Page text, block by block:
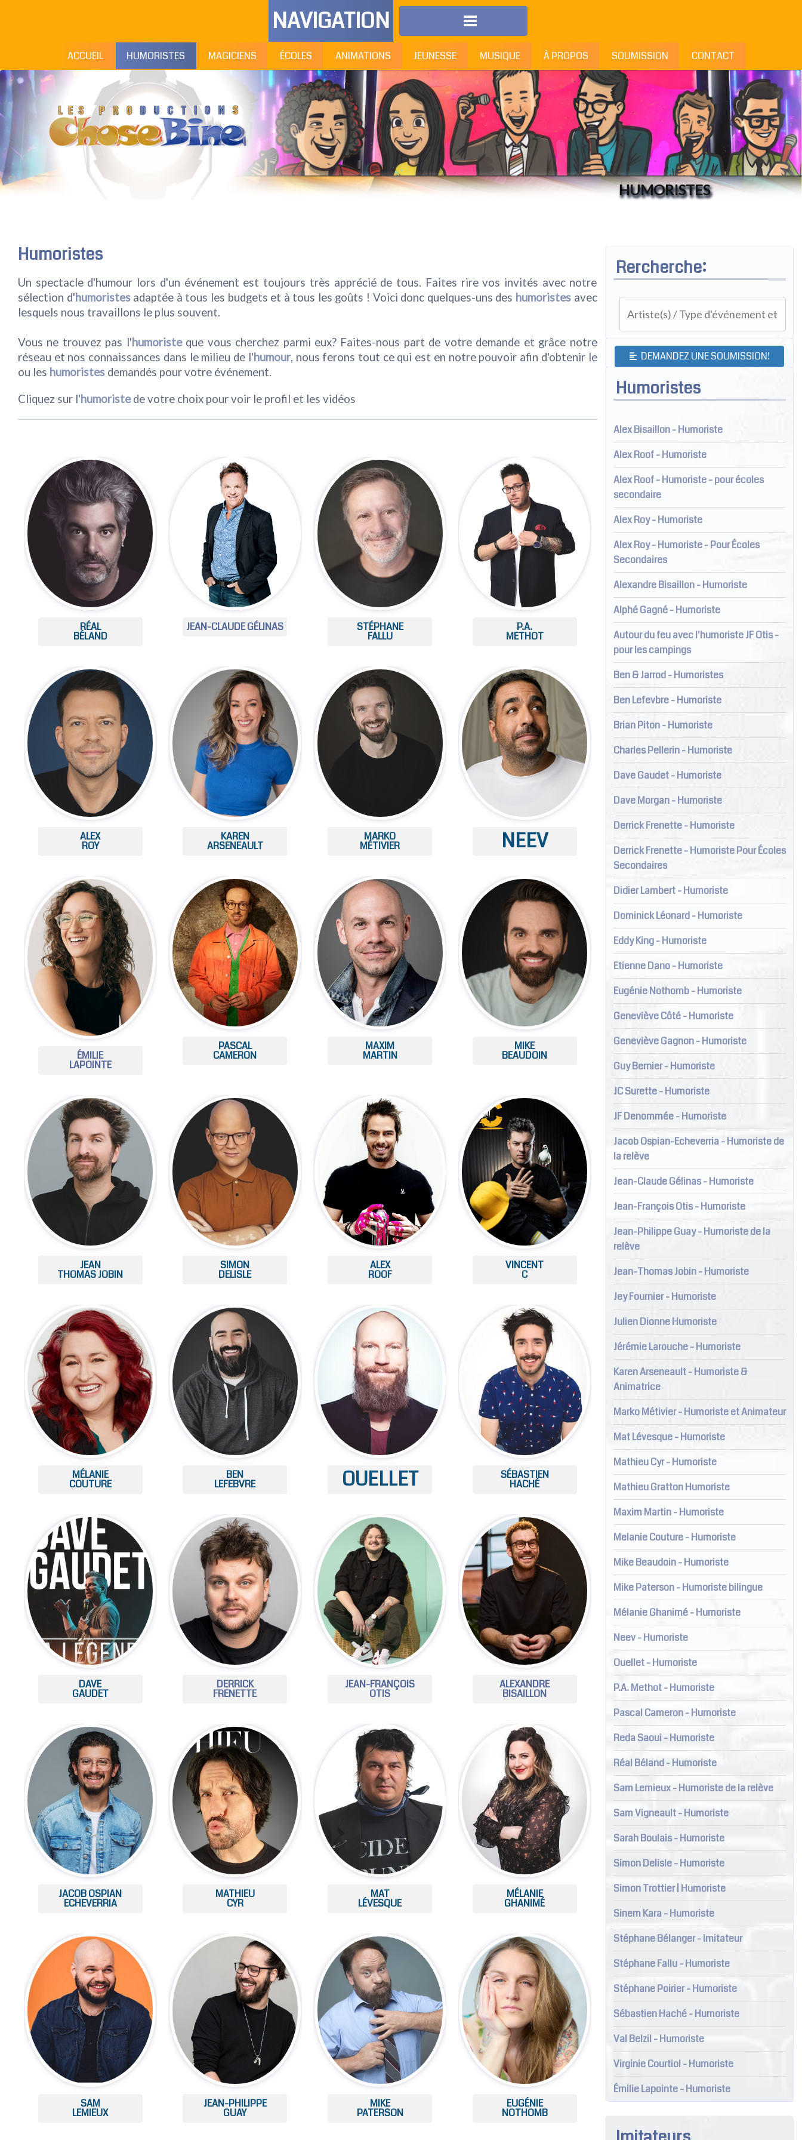
NAVIGATION
ACCUEIL HUMORISTES MAGICIENS ÉCOLES ANIMATIONS JEUNESSE MUSIQUE À PROPOS SOUMISSION CONTACT
HUMORISTES
Humoristes
Un spectacle d'humour lors d'un événement est toujours très apprécié de tous. Faites rire vos invités avec notre
sélection d'humoristesadaptée à tous les budgets et à tous les goûts ! Voici donc quelques-uns des humoristesavec
lesquels nous travaillons le plus souvent.
Vous ne trouvez pas l'humoristeque vous cherchez parmi eux? Faites-nous part de votre demande et grâce notre
réseau et nos connaissances dans le milieu de l'humour, nous ferons tout ce qui est en notre pouvoir afin d'obtenir le
ou les humoristes demandés pour votre événement.
Cliquez sur l'humoristede votre choix pour voir le profil et les vidéos
RÉAL
BÉLAND
JEAN-CLAUDE GÉLINAS STÉPHANE
FALLU
P.A.
METHOT
ALEX
ROY
KAREN
ARSENEAULT
MARKO
MÉTIVIER NEEV
ÉMILIE
LAPOINTE
PASCAL
CAMERON
MAXIM
MARTIN
MIKE
BEAUDOIN
JEAN
THOMAS JOBIN
SIMON
DELISLE
ALEX
ROOF
VINCENT
C
MÉLANIE
COUTURE
BEN
LEFEBVRE OUELLET SÉBASTIEN
HACHÉ
DAVE
GAUDET
DERRICK
FRENETTE
JEAN-FRANÇOIS
OTIS
ALEXANDRE
BISAILLON
JACOB OSPIAN
ECHEVERRIA
MATHIEU
CYR
MAT
LÉVESQUE
MÉLANIE
GHANIMÉ
SAM
LEMIEUX
JEAN-PHILIPPE
GUAY
MIKE
PATERSON
EUGÉNIE
NOTHOMB
Rercherche:
DEMANDEZ UNE SOUMISSION!
Humoristes
Alex Bisaillon - Humoriste
Alex Roof - Humoriste
Alex Roof - Humoriste - pour écoles
secondaire
Alex Roy - Humoriste
Alex Roy - Humoriste - Pour Écoles
Secondaires
Alexandre Bisaillon - Humoriste
Alphé Gagné - Humoriste
Autour du feu avec l'humoriste JF Otis -
pour les campings
Ben & Jarrod - Humoristes
Ben Lefevbre - Humoriste
Brian Piton - Humoriste
Charles Pellerin - Humoriste
Dave Gaudet - Humoriste
Dave Morgan - Humoriste
Derrick Frenette - Humoriste
Derrick Frenette - Humoriste Pour Écoles
Secondaires
Didier Lambert - Humoriste
Dominick Léonard - Humoriste
Eddy King - Humoriste
Etienne Dano - Humoriste
Eugénie Nothomb - Humoriste
Geneviève Côté - Humoriste
Geneviève Gagnon - Humoriste
Guy Bernier - Humoriste
JC Surette - Humoriste
JF Denommée - Humoriste
Jacob Ospian-Echeverria - Humoriste de
la relève
Jean-Claude Gélinas - Humoriste
Jean-François Otis - Humoriste
Jean-Philippe Guay - Humoriste de la
relève
Jean-Thomas Jobin - Humoriste
Jey Fournier - Humoriste
Julien Dionne Humoriste
Jérémie Larouche - Humoriste
Karen Arseneault - Humoriste &
Animatrice
Marko Métivier - Humoriste et Animateur
Mat Lévesque - Humoriste
Mathieu Cyr - Humoriste
Mathieu Gratton Humoriste
Maxim Martin - Humoriste
Melanie Couture - Humoriste
Mike Beaudoin - Humoriste
Mike Paterson - Humoriste bilingue
Mélanie Ghanimé - Humoriste
Neev - Humoriste
Ouellet - Humoriste
P.A. Methot - Humoriste
Pascal Cameron - Humoriste
Reda Saoui - Humoriste
Réal Béland - Humoriste
Sam Lemieux - Humoriste de la relève
Sam Vigneault - Humoriste
Sarah Boulais - Humoriste
Simon Delisle - Humoriste
Simon Trottier | Humoriste
Sinem Kara - Humoriste
Stéphane Bélanger - Imitateur
Stéphane Fallu - Humoriste
Stéphane Poirier - Humoriste
Sébastien Haché - Humoriste
Val Belzil - Humoriste
Virginie Courtiol - Humoriste
Émilie Lapointe - Humoriste